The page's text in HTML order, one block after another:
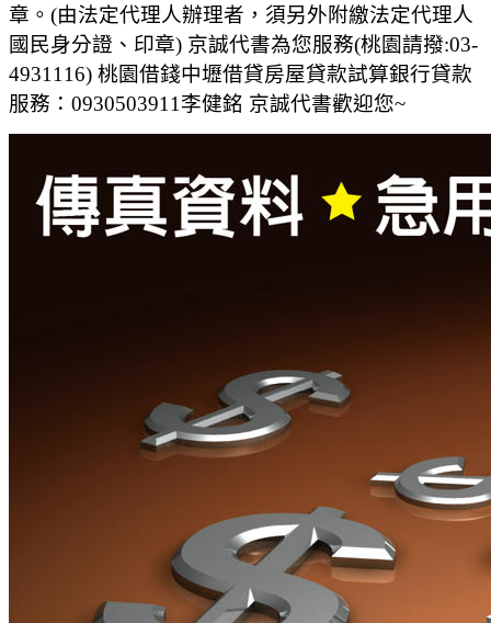
章。(由法定代理人辦理者，須另外附繳法定代理人
國民身分證、印章) 京誠代書為您服務(桃園請撥:03-
4931116) 桃園借錢中壢借貸房屋貸款試算銀行貸款
服務：0930503911李健銘 京誠代書歡迎您~